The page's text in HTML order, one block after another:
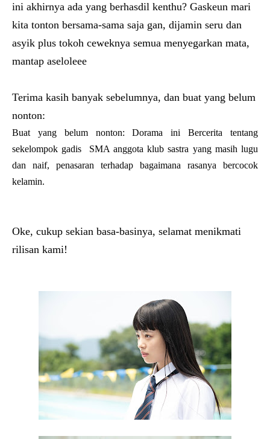
ini akhirnya ada yang berhasdil kenthu? Gaskeun mari
kita tonton bersama-sama saja gan, dijamin seru dan
asyik plus tokoh ceweknya semua menyegarkan mata,
mantap aseloleee
Terima kasih banyak sebelumnya, dan buat yang belum
nonton:
Buat yang belum nonton: Dorama iniBercerita tentang
sekelompok gadis SMA anggota klub sastra yang masih lugu
dan naif, penasaran terhadap bagaimana rasanya bercocok
kelamin.
Oke, cukup sekian basa-basinya, selamat menikmati
rilisan kami!